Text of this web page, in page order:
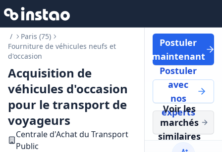
/
Paris (75)
Fourniture de véhicules neufs et
d'occasion
Acquisition de
véhicules d'occasion
pour le transport de
voyageurs
Centrale d'Achat du Transport
Public
Postuler
maintenant
Postuler
avec
nos
experts
Voir les
marchés
similaires